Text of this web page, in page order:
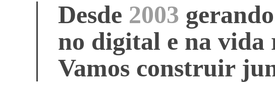
Desde 2003
no digital e na vida
Vamos construir